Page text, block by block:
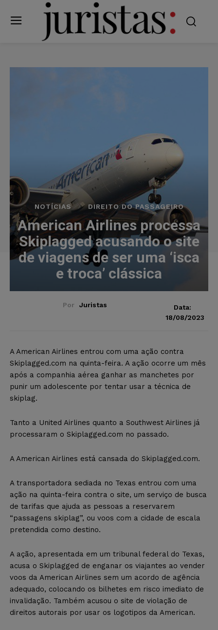
NOTÍCIAS DIREITO DO PASSAGEIRO
American Airlines processa
Skiplagged acusando o site
de viagens de ser uma ‘isca
e troca’ clássica
Por Juristas
Data:
18/08/2023
A American Airlines entrou com uma ação contra
Skiplagged.com na quinta-feira. A ação ocorre um mês
após a companhia aérea ganhar as manchetes por
punir um adolescente por tentar usar a técnica de
skiplag.
Tanto a United Airlines quanto a Southwest Airlines já
processaram o Skiplagged.com no passado.
A American Airlines está cansada do Skiplagged.com.
A transportadora sediada no Texas entrou com uma
ação na quinta-feira contra o site, um serviço de busca
de tarifas que ajuda as pessoas a reservarem
“passagens skiplag”, ou voos com a cidade de escala
pretendida como destino.
A ação, apresentada em um tribunal federal do Texas,
acusa o Skiplagged de enganar os viajantes ao vender
voos da American Airlines sem um acordo de agência
adequado, colocando os bilhetes em risco imediato de
invalidação. Também acusou o site de violação de
direitos autorais por usar os logotipos da American.